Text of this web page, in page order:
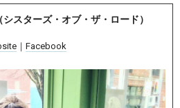
スターズ・オブ・ザ・ロード）
｜ Facebook